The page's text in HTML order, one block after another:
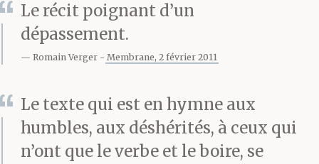
difficile de
l’interrompre. Il ne
désaltérer et pour
s’éponger le front.
Le récit poignant d’un
dépassement.
Romain Verger Membrane, 2 février 2011
Le texte qui est en hymne aux
humbles, aux déshérités, à ceux qui
n’ont que le verbe et le boire, se